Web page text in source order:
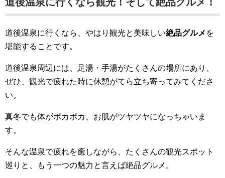
道後温泉に行くなら、やはり観光と美味しい絶品グルメ を
堪能することです。
道後温泉周辺には、足湯・手湯がたくさんの場所にあり、
ぜひ、観光で疲れた時に休憩がてら立ち寄ってみてくださ
い。
真冬でも体がポカポカ、お肌がツヤツヤになっちゃいま
す。
そんな温泉で疲れを癒しながら、たくさんの観光スポット
巡りと、もう一つの魅力と言えば絶品グルメ。